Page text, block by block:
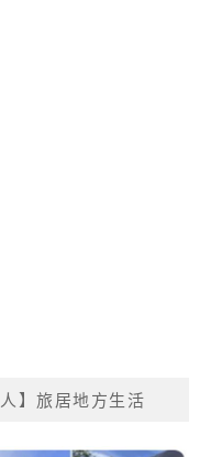
】旅居地方生活